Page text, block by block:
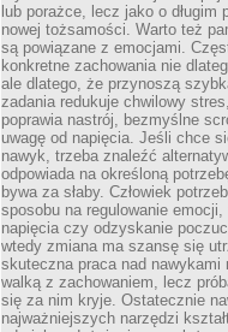
lub porażce, lecz jako o długim
nowej tożsamości. Warto też
są powiązane z emocjami.
konkretne zachowania nie
ale dlatego, że przynoszą
zadania redukuje chwilowy
poprawia nastrój, bezmyślne
uwagę od napięcia. Jeśli chce
nawyk, trzeba znaleźć
odpowiada na określoną
bywa za słaby. Człowiek
sposobu na regulowanie emocji,
napięcia czy odzyskanie
wtedy zmiana ma szansę się
skuteczna praca nad nawykami
walką z zachowaniem, lecz
się za nim kryje. Ostatecznie
najważniejszych narzędzi